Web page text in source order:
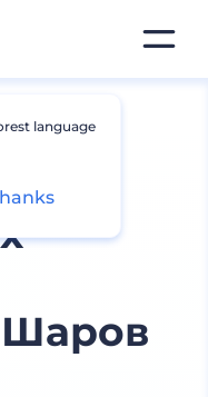
language